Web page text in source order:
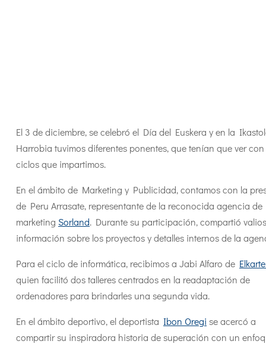
El 3 de diciembre, se celebró el Día del Euskera y en la
Harrobia tuvimos diferentes ponentes, que tenían que ver
ciclos que impartimos.
En el ámbito de Marketing y Publicidad, contamos con la
de Peru Arrasate, representante de la reconocida agencia de
marketing Sorland. Durante su participación, compartió
información sobre los proyectos y detalles internos de la
Para el ciclo de informática, recibimos a Jabi Alfaro de
quien facilitó dos talleres centrados en la readaptación de
ordenadores para brindarles una segunda vida.
En el ámbito deportivo, el deportista Ibon Oregi se acercó a
compartir su inspiradora historia de superación con un